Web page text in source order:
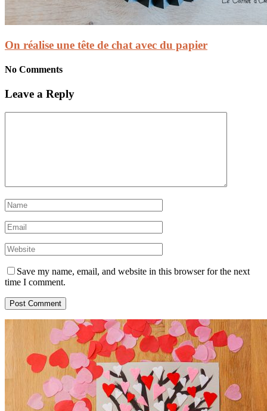
On réalise une tête de chat avec du papier
No Comments
Leave a Reply
Save my name, email, and website in this browser for the next
time I comment.